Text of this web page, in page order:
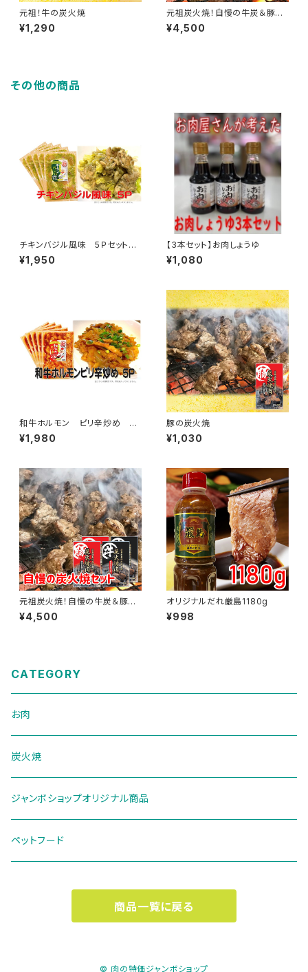
元祖！牛の炭火焼
¥1,290
元祖炭火焼！自慢の牛炭＆豚炭
セット
¥4,500
その他の商品
チキンバジル風味 5Ｐセット
（1袋 約200ｇ）
¥1,950
【3本セット】お肉しょうゆ
¥1,080
和牛ホルモン ピリ辛炒め 5Ｐ
セット （1袋 約200ｇ）
¥1,980
豚の炭火焼
¥1,030
元祖炭火焼！自慢の牛炭＆豚炭
セット
¥4,500
オリジナルだれ厳島1180g
¥998
CATEGORY
お肉
炭火焼
ジャンボショップオリジナル商品
ペットフード
商品一覧に戻る
© 肉の特価ジャンボショップ